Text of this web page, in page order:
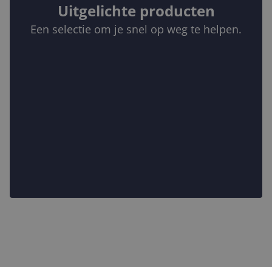
Uitgelichte producten
Een selectie om je snel op weg te helpen.